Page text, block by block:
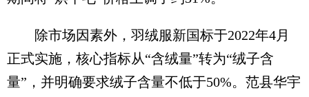
除市场因素外，羽绒服新国标于2022年4月
正式实施，核心指标从“含绒量”转为“绒子含
量”，并明确要求绒子含量不低于50%。范县华宇